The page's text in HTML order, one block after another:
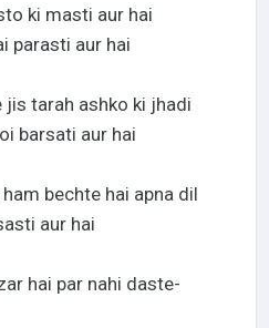
ki masti aur hai
parasti aur hai
jis tarah ashko ki jhadi
barsati aur hai
bechte hai apna dil
aur hai
hai par nahi daste-